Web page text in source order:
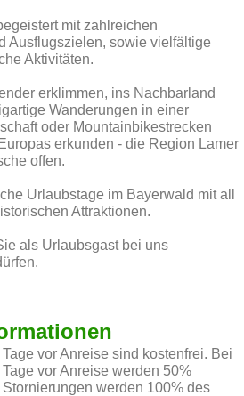
mit zahlreichen
Ausflugszielen, sowie vielfältige
Aktivitäten.
erklimmen, ins Nachbarland
Wanderungen in einer
oder Mountainbikestrecken
erkunden - die Region Lamer
offen.
Urlaubstage im Bayerwald mit all
Attraktionen.
als Urlaubsgast bei uns
vor Anreise sind kostenfrei. Bei
vor Anreise werden 50%
werden 100% des